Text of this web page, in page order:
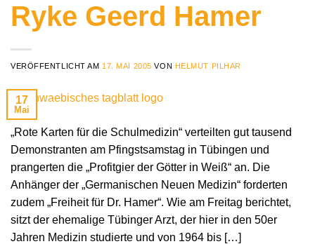
Ryke Geerd Hamer
VERÖFFENTLICHT AM17. MAI 2005 VON HELMUT PILHAR
17
Mai
„Rote Karten für die Schulmedizin“ verteilten gut tausend
Demonstranten am Pfingstsamstag in Tübingen und
prangerten die „Profitgier der Götter in Weiß“ an. Die
Anhänger der „Germanischen Neuen Medizin“ forderten
zudem „Freiheit für Dr. Hamer“. Wie am Freitag berichtet,
sitzt der ehemalige Tübinger Arzt, der hier in den 50er
Jahren Medizin studierte und von 1964 bis […]